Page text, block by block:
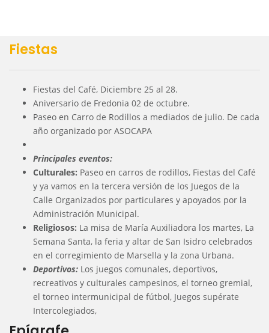
Fiestas
Fiestas del Café, Diciembre 25 al 28.
Aniversario de Fredonia 02 de octubre.
Paseo en Carro de Rodillos a mediados de julio. De cada
año organizado por ASOCAPA
Principales eventos:
Culturales: Paseo en carros de rodillos, Fiestas del Café
y ya vamos en la tercera versión de los Juegos de la
Calle Organizados por particulares y apoyados por la
Administración Municipal.
Religiosos: La misa de María Auxiliadora los martes, La
Semana Santa, la feria y altar de San Isidro celebrados
en el corregimiento de Marsella y la zona Urbana.
Deportivos: Los juegos comunales, deportivos,
recreativos y culturales campesinos, el torneo gremial,
el torneo intermunicipal de fútbol, Juegos supérate
Intercolegiados,